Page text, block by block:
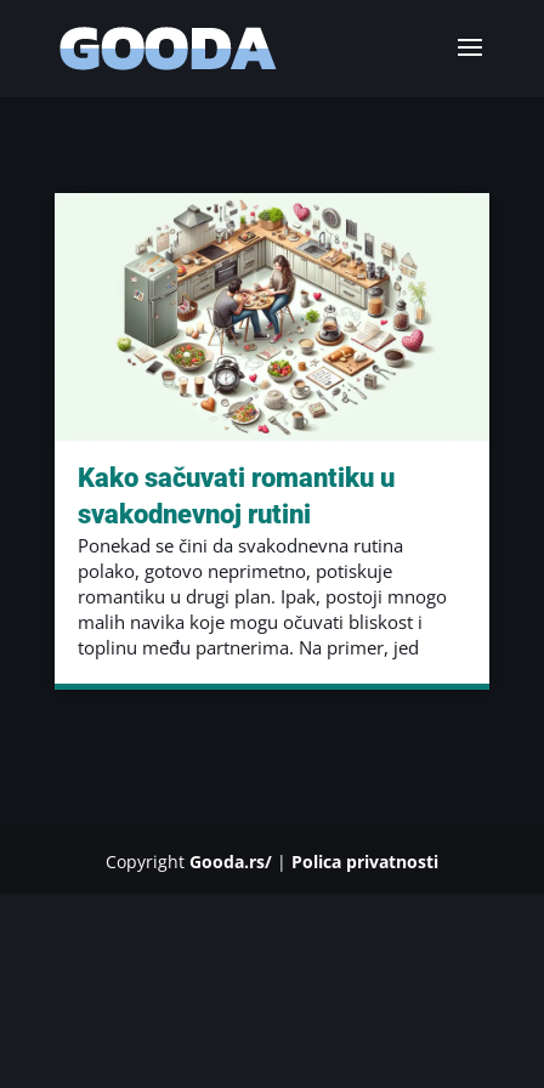
Kako sačuvati romantiku u
svakodnevnoj rutini
Ponekad se čini da svakodnevna rutina
polako, gotovo neprimetno, potiskuje
romantiku u drugi plan. Ipak, postoji mnogo
malih navika koje mogu očuvati bliskost i
toplinu među partnerima. Na primer, jed
Copyright Gooda.rs/| Polica privatnosti